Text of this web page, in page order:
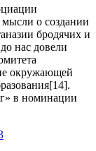
о создании
бродячих и
нас довели
окружающей
в номинации